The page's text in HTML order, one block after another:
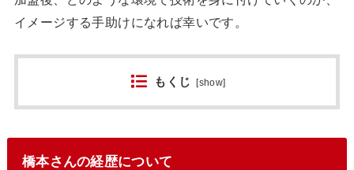
イメージする手助けになれば幸いです。
もくじ [show]
橋本さんの経歴について